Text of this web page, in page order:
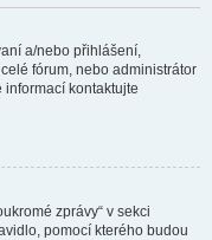
a/nebo přihlášení,
fórum, nebo administrátor
informací kontaktujte
zprávy“ v sekci
pomocí kterého budou